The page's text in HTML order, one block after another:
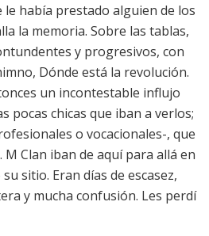
le había prestado alguien de los
la memoria. Sobre las tablas,
y progresivos, con
Dónde está la revolución.
un incontestable influjo
pocas chicas que iban a verlos;
o vocacionales-, que
Clan iban de aquí para allá en
sitio. Eran días de escasez,
y mucha confusión. Les perdí